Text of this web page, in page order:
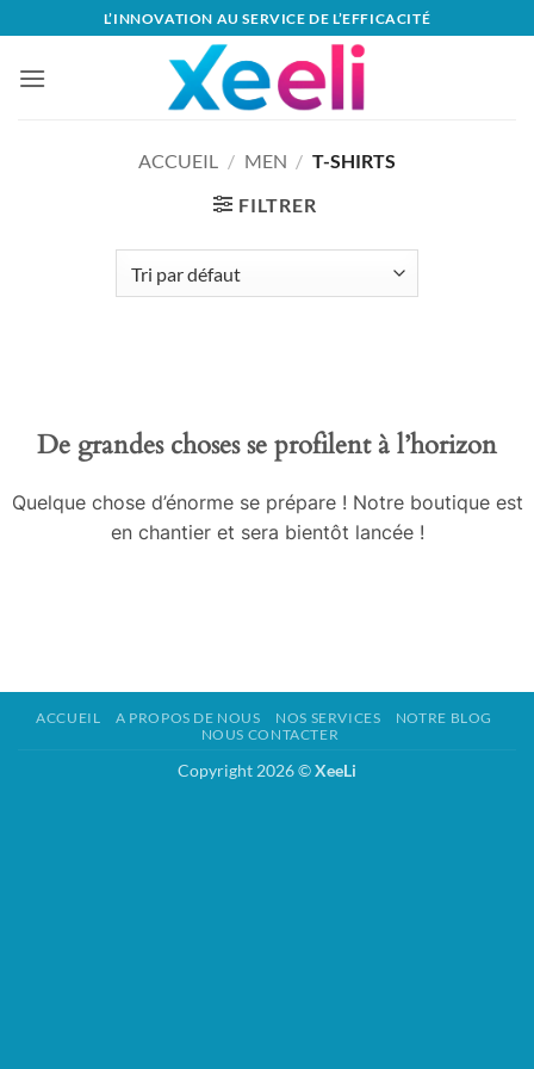
au
contenu
L’INNOVATION AU SERVICE DE L’EFFICACITÉ
ACCUEIL / MEN / T-SHIRTS
FILTRER
De grandes choses se profilent à l’horizon
Quelque chose d’énorme se prépare ! Notre boutique est
en chantier et sera bientôt lancée !
ACCUEIL A PROPOS DE NOUS NOS SERVICES
NOTRE BLOG
NOUS CONTACTER
Copyright 2026 ©XeeLi